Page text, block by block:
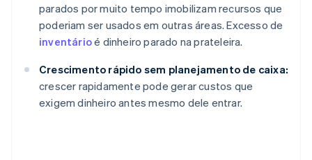
parados por muito tempo imobilizam recursos que
poderiam ser usados em outras áreas. Excesso de
inventárioé dinheiro parado na prateleira.
Crescimento rápido sem planejamento de caixa:
crescer rapidamente pode gerar custos que
exigem dinheiro antes mesmo dele entrar.